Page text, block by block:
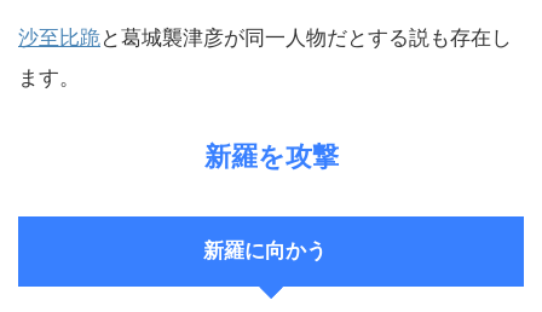
沙至比跪と葛城襲津彦が同一人物だとする説も存在し
ます。
新羅を攻撃
新羅に向かう